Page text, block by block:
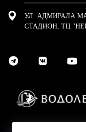
УЛ. АДМИРАЛА
СТАДИОН, ТЦ